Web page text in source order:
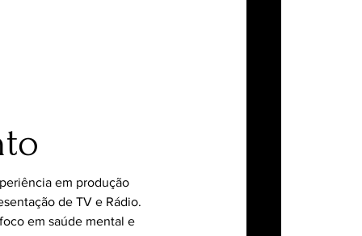
em produção
de TV e Rádio.
em saúde mental e